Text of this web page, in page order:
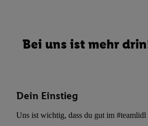
Bei uns ist mehr
Dein Einstieg
Uns ist wichtig, dass du gut im